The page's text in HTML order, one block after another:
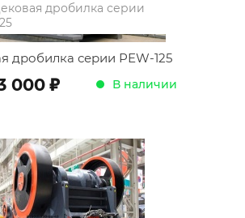
дробилка серии
дробилка серии РЕW-125
000 ; В наличии